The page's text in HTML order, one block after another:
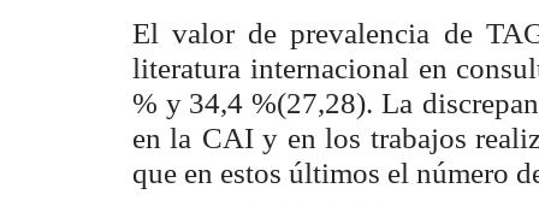
El valor de prevalencia de
literatura internacional en
% y 34,4 %(27,28). La
en la CAI y en los trabajos
que en estos últimos el número